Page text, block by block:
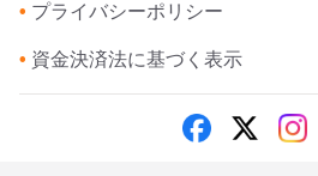
• プライバシーポリシー
• 資金決済法に基づく表示